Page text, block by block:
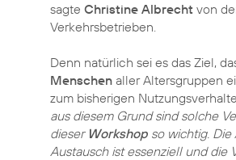
sagte Christine Albrecht von
Verkehrsbetrieben.
Denn natürlich sei es das Ziel,
Menschen aller Altersgruppen
zum bisherigen
aus diesem Grund sind solche
dieser Workshop so wichtig.
Austausch ist essenziell und die